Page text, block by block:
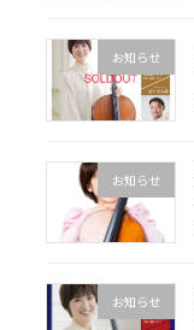
お知らせ
お知らせ
お知らせ